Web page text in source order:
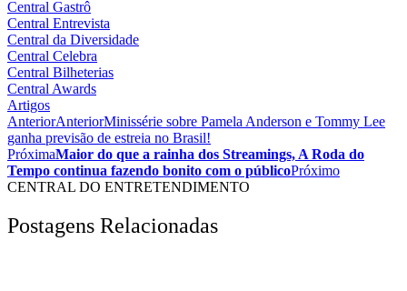
Central Gastrô
Central Entrevista
Central da Diversidade
Central Celebra
Central Bilheterias
Central Awards
Artigos
AnteriorAnteriorMinissérie sobre Pamela Anderson e Tommy Lee
ganha previsão de estreia no Brasil!
PróximaMaior do que a rainha dos Streamings, A Roda do
Tempo continua fazendo bonito com o públicoPróximo
CENTRAL DO ENTRETENDIMENTO
Postagens Relacionadas